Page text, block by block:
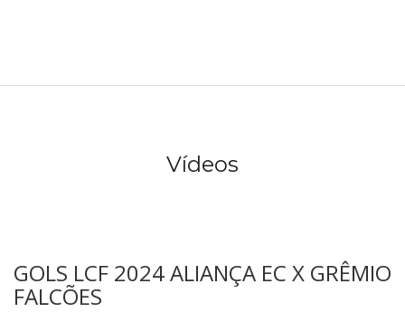
Vídeos
GOLS LCF 2024 ALIANÇA EC X GRÊMIO
FALCÕES